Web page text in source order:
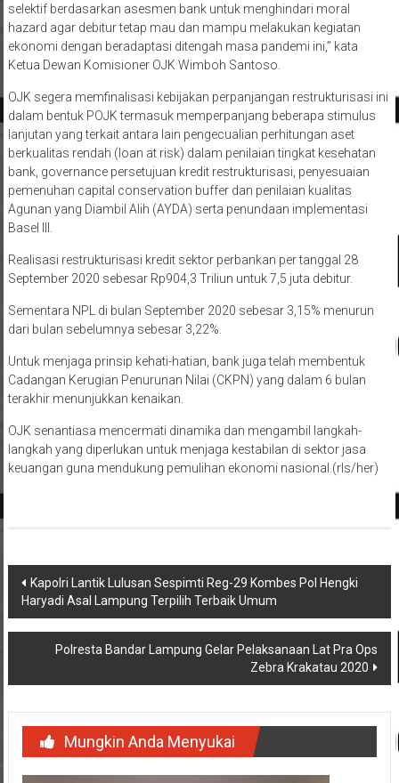
selektif berdasarkan asesmen bank untuk menghindari moral
hazard agar debitur tetap mau dan mampu melakukan kegiatan
ekonomi dengan beradaptasi ditengah masa pandemi ini,” kata
Ketua Dewan Komisioner OJK Wimboh Santoso.
OJK segera memfinalisasi kebijakan perpanjangan restrukturisasi ini
dalam bentuk POJK termasuk memperpanjang beberapa stimulus
lanjutan yang terkait antara lain pengecualian perhitungan aset
berkualitas rendah (loan at risk) dalam penilaian tingkat kesehatan
bank, governance persetujuan kredit restrukturisasi, penyesuaian
pemenuhan capital conservation buffer dan penilaian kualitas
Agunan yang Diambil Alih (AYDA) serta penundaan implementasi
Basel III.
Realisasi restrukturisasi kredit sektor perbankan per tanggal 28
September 2020 sebesar Rp904,3 Triliun untuk 7,5 juta debitur.
Sementara NPL di bulan September 2020 sebesar 3,15% menurun
dari bulan sebelumnya sebesar 3,22%.
Untuk menjaga prinsip kehati-hatian, bank juga telah membentuk
Cadangan Kerugian Penurunan Nilai (CKPN) yang dalam 6 bulan
terakhir menunjukkan kenaikan.
OJK senantiasa mencermati dinamika dan mengambil langkah-
langkah yang diperlukan untuk menjaga kestabilan di sektor jasa
keuangan guna mendukung pemulihan ekonomi nasional.(rls/her)
Navigasi
pos
Kapolri Lantik Lulusan Sespimti Reg-29 Kombes Pol Hengki
Haryadi Asal Lampung Terpilih Terbaik Umum
Polresta Bandar Lampung Gelar Pelaksanaan Lat Pra Ops
Zebra Krakatau 2020
Mungkin Anda Menyukai